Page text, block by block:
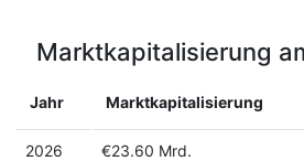
Marktkapitalisierung
Jahr Marktkapitalisierung
2026 €23.60 Mrd.